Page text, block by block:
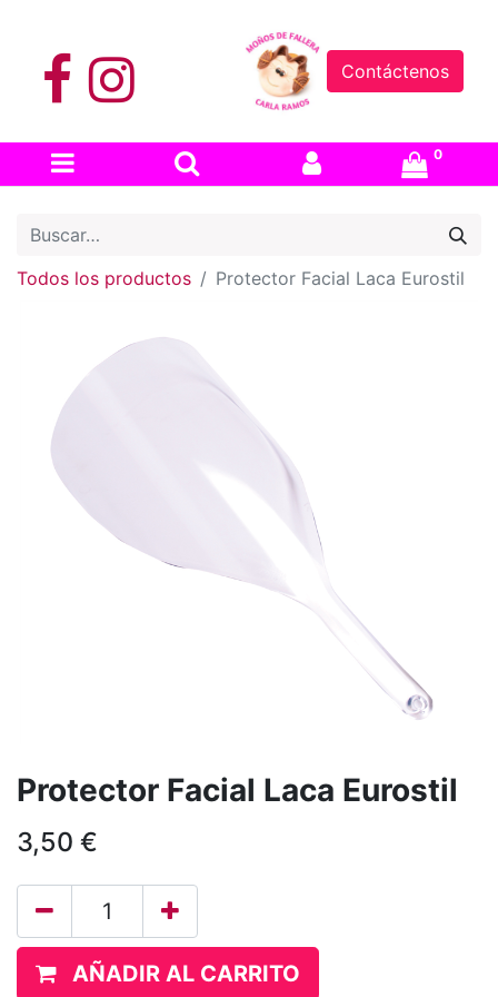
Contáctenos
0
Todos los productos Protector Facial Laca Eurostil
Protector Facial Laca Eurostil
3,50 €
AÑADIR AL CARRITO